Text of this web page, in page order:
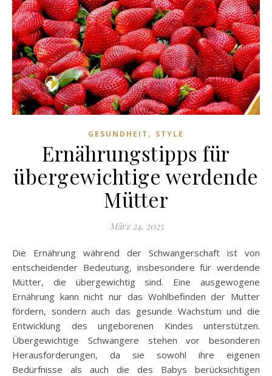
GESUNDHEIT , STYLE
Ernährungstipps für
übergewichtige werdende
Mütter
März 24, 2025
Die Ernährung während der Schwangerschaft ist von
entscheidender Bedeutung, insbesondere für werdende
Mütter, die übergewichtig sind. Eine ausgewogene
Ernährung kann nicht nur das Wohlbefinden der Mutter
fördern, sondern auch das gesunde Wachstum und die
Entwicklung des ungeborenen Kindes unterstützen.
Übergewichtige Schwangere stehen vor besonderen
Herausforderungen, da sie sowohl ihre eigenen
Bedürfnisse als auch die des Babys berücksichtigen